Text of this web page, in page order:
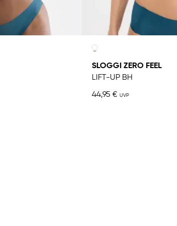
SLOGGI ZERO FEEL
LIFT-UP BH
44,95 €